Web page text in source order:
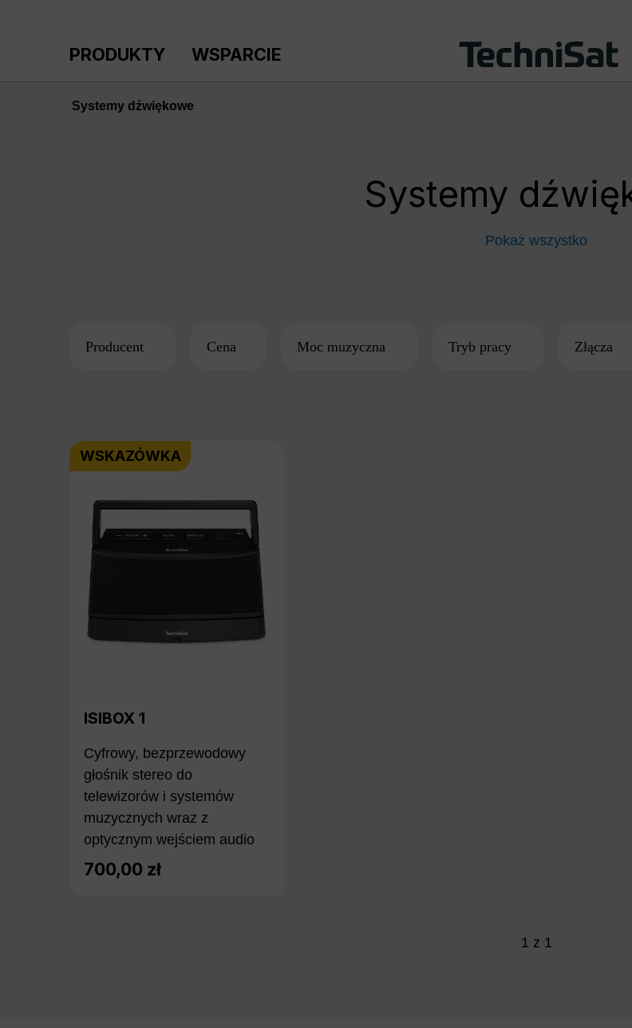
PRODUKTY WSPARCIE
Systemy dźwiękowe
Systemy
Pokaż wszystko
Producent Cena Moc muzyczna Tryb pracy Złącza
WSKAZÓWKA
ISIBOX 1
Cyfrowy, bezprzewodowy
głośnik stereo do
telewizorów i systemów
muzycznych wraz z
optycznym wejściem audio
Cena regularna:
700,00 zł
1 z 1